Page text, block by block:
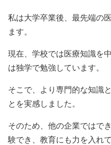
私は大学卒業後、最先端の
ます。
現在、学校では医療知識を
は独学で勉強しています。
そこで、より専門的な知識
とを実感しました。
そのため、他の企業ではで
験でき、教育にも力を入れ